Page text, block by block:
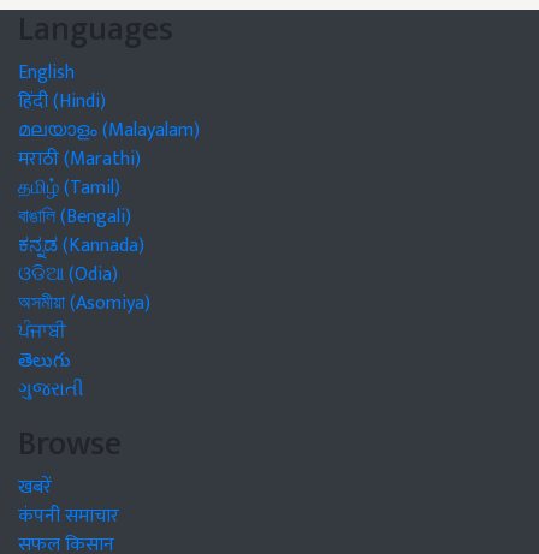
Languages
English
हिंदी (Hindi)
മലയാളം (Malayalam)
मराठी (Marathi)
தமிழ் (Tamil)
বাঙালি (Bengali)
ಕನ್ನಡ (Kannada)
ଓଡିଆ (Odia)
অসমীয়া (Asomiya)
ਪੰਜਾਬੀ
తెలుగు
ગુજરાતી
Browse
खबरें
कंपनी समाचार
सफल किसान